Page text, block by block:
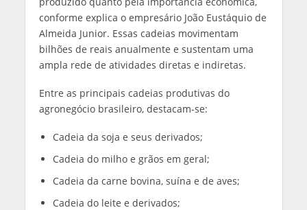
conforme explica o empresário João Eustáquio de
Almeida Junior. Essas cadeias movimentam
bilhões de reais anualmente e sustentam uma
ampla rede de atividades diretas e indiretas.
Entre as principais cadeias produtivas do
agronegócio brasileiro, destacam-se:
Cadeia da soja e seus derivados;
Cadeia do milho e grãos em geral;
Cadeia da carne bovina, suína e de aves;
Cadeia do leite e derivados;